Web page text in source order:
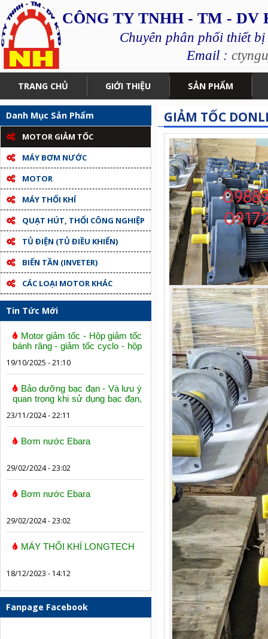
CÔNG TY TNHH - TM -
Chuyên phân phối thiết
Email :
TRANG CHỦ GIỚI THIỆU SẢN PHẨM
Danh Mục Sản Phẩm
MOTOR GIẢM TỐC
MÁY BƠM NƯỚC
MOTOR
MÁY THỔI KHÍ
QUẠT HÚT, THỔI CÔNG NGHIỆP
TỦ ĐIỆN (TỦ ĐIỀU KHIỂN)
BIẾN TẦN (INVETER)
CÁC LOẠI MOTOR KHÁC
Tin Tức Mới
Motor giảm tốc - Hộp giảm tốc
bánh răng - giảm tốc cyclo - hộp
19/10/2025 - 21:10
Bảo dưỡng bạc đạn - Và lưu ý
quan trọng khi sử dụng bạc đạn,
23/11/2024 - 22:11
Bơm nước Ebara
29/02/2024 - 23:02
Bơm nước Ebara
29/02/2024 - 23:02
MÁY THỔI KHÍ LONGTECH
18/12/2023 - 14:12
Fanpage Facebook
GIẢM TỐC